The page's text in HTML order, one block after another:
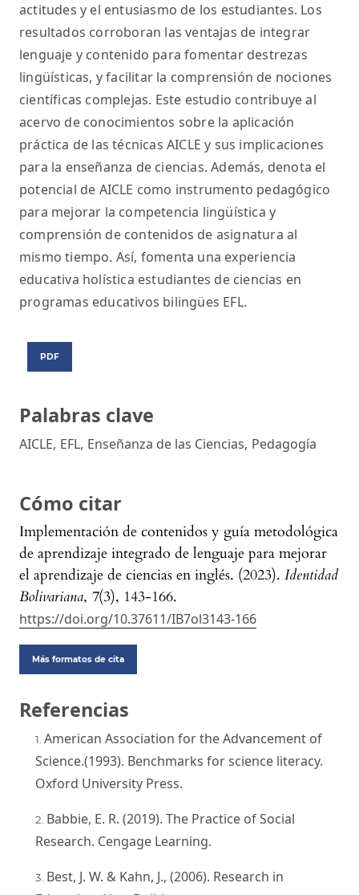
Palabras clave
AICLE, EFL, Enseñanza de las Ciencias, Pedagogía
Cómo citar
Implementación de contenidos y guía metodológica
de aprendizaje integrado de lenguaje para mejorar
el aprendizaje de ciencias en inglés. (2023). Identidad
Bolivariana, 7(3), 143-166.
https://doi.org/10.37611/IB7ol3143-166
Más formatos de cita
actitudes y el entusiasmo de los estudiantes. Los
resultados corroboran las ventajas de integrar
lenguaje y contenido para fomentar destrezas
lingüísticas, y facilitar la comprensión de nociones
científicas complejas. Este estudio contribuye al
acervo de conocimientos sobre la aplicación
práctica de las técnicas AICLE y sus implicaciones
para la enseñanza de ciencias. Además, denota el
potencial de AICLE como instrumento pedagógico
para mejorar la competencia lingüística y
comprensión de contenidos de asignatura al
mismo tiempo. Así, fomenta una experiencia
educativa holística estudiantes de ciencias en
programas educativos bilingües EFL.
PDF
Referencias
American Association for the Advancement of
Science.(1993). Benchmarks for science literacy.
Oxford University Press.
Babbie, E. R. (2019). The Practice of Social
Research. Cengage Learning.
Best, J. W. & Kahn, J., (2006). Research in